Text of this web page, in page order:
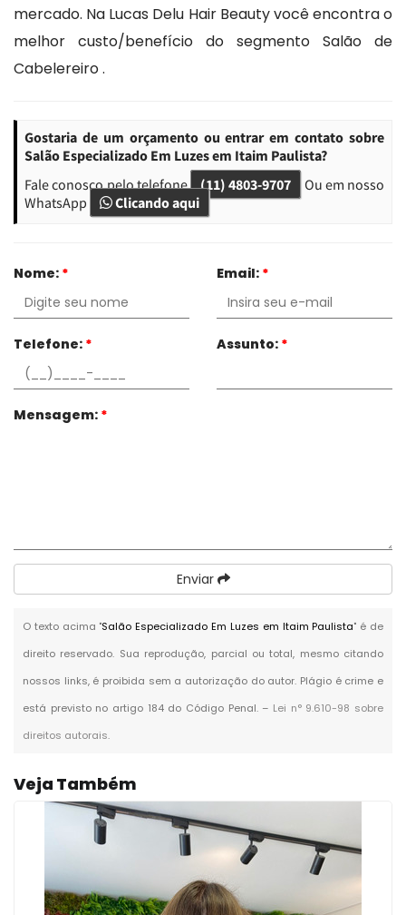
mercado. Na Lucas Delu Hair Beauty você encontra o
melhor custo/benefício do segmento Salão de
Cabelereiro .
Gostaria de um orçamento ou entrar em contato sobre
Salão Especializado Em Luzes em Itaim Paulista?
Fale conosco pelo telefone (11) 4803-9707
Ou em nosso
WhatsApp
Clicando aqui
Nome: * Email: *
Telefone: * Assunto: *
Mensagem: *
Enviar
O texto acima "Salão Especializado Em Luzes em Itaim Paulista" é de
direito reservado. Sua reprodução, parcial ou total, mesmo citando
nossos links, é proibida sem a autorização do autor. Plágio é crime e
está previsto no artigo 184 do Código Penal. – Lei n° 9.610-98 sobre
direitos autorais.
Veja Também